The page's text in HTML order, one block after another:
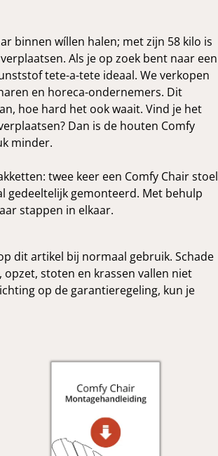
binnen wíllen halen; met zijn 58 kilo is
Als je op zoek bent naar een
tete-a-tete ideaal. We verkopen
en horeca-ondernemers. Dit
hoe hard het ook waait. Vind je het
Dan is de houten Comfy
minder.
twee keer een Comfy Chair stoel
gedeeltelijk gemonteerd. Met behulp
stappen in elkaar.
dit artikel bij normaal gebruik. Schade
stoten en krassen vallen niet
op de garantieregeling, kun je